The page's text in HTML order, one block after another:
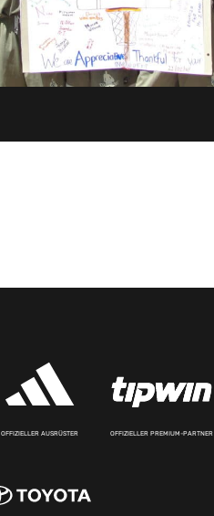
OFFIZIELLER AUSRÜSTER OFFIZIELLER PREMIUM-PARTNER